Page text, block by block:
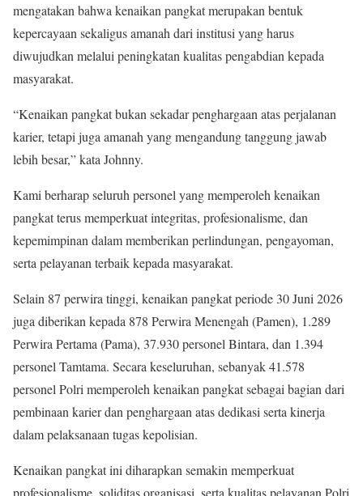
mengatakan bahwa kenaikan pangkat merupakan bentuk
kepercayaan sekaligus amanah dari institusi yang harus
diwujudkan melalui peningkatan kualitas pengabdian kepada
masyarakat.
“Kenaikan pangkat bukan sekadar penghargaan atas perjalanan
karier, tetapi juga amanah yang mengandung tanggung jawab
lebih besar,” kata Johnny.
Kami berharap seluruh personel yang memperoleh kenaikan
pangkat terus memperkuat integritas, profesionalisme, dan
kepemimpinan dalam memberikan perlindungan, pengayoman,
serta pelayanan terbaik kepada masyarakat.
Selain 87 perwira tinggi, kenaikan pangkat periode 30 Juni 2026
juga diberikan kepada 878 Perwira Menengah (Pamen), 1.289
Perwira Pertama (Pama), 37.930 personel Bintara, dan 1.394
personel Tamtama. Secara keseluruhan, sebanyak 41.578
personel Polri memperoleh kenaikan pangkat sebagai bagian dari
pembinaan karier dan penghargaan atas dedikasi serta kinerja
dalam pelaksanaan tugas kepolisian.
Kenaikan pangkat ini diharapkan semakin memperkuat
profesionalisme, soliditas organisasi, serta kualitas pelayanan Polri